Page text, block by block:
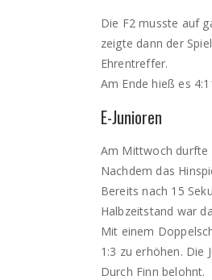
Die F2 musste auf
zeigte dann der
Ehrentreffer.
Am Ende hieß es
E-Junioren
Am Mittwoch durfte
Nachdem das
Bereits nach 15
Halbzeitstand war
Mit einem
1:3 zu erhöhen.
Durch Finn belohnt.